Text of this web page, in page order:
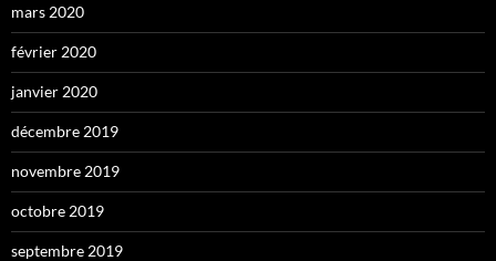
mars 2020
février 2020
janvier 2020
décembre 2019
novembre 2019
octobre 2019
septembre 2019